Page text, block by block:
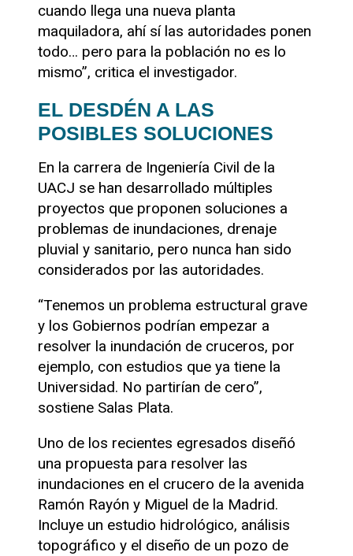
cuando llega una nueva planta
maquiladora, ahí sí las autoridades ponen
todo… pero para la población no es lo
mismo”, critica el investigador.
EL DESDÉN A LAS
POSIBLES SOLUCIONES
En la carrera de Ingeniería Civil de la
UACJ se han desarrollado múltiples
proyectos que proponen soluciones a
problemas de inundaciones, drenaje
pluvial y sanitario, pero nunca han sido
considerados por las autoridades.
“Tenemos un problema estructural grave
y los Gobiernos podrían empezar a
resolver la inundación de cruceros, por
ejemplo, con estudios que ya tiene la
Universidad. No partirían de cero”,
sostiene Salas Plata.
Uno de los recientes egresados diseñó
una propuesta para resolver las
inundaciones en el crucero de la avenida
Ramón Rayón y Miguel de la Madrid.
Incluye un estudio hidrológico, análisis
topográfico y el diseño de un pozo de